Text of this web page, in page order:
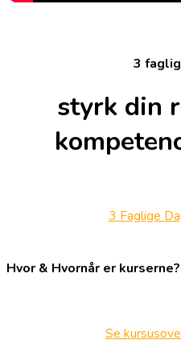
3
styrk din
3 Faglige
Hvor & Hvornår er kurserne?
Se